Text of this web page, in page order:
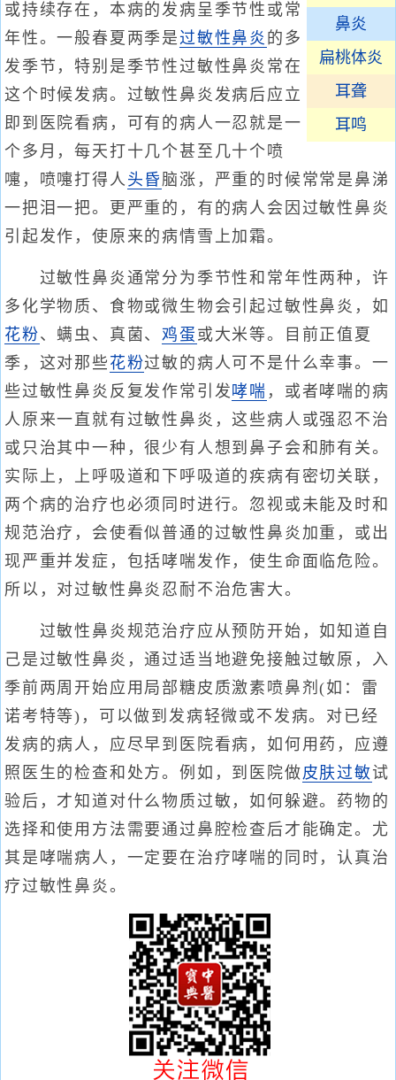
鼻炎
扁桃体炎
耳聋
耳鸣
或持续存在，本病的发病呈季节性或常
年性。一般春夏两季是过敏性鼻炎 的多
发季节，特别是季节性过敏性鼻炎常在
这个时候发病。过敏性鼻炎发病后应立
即到医院看病，可有的病人一忍就是一
个多月，每天打十几个甚至几十个喷
嚏，喷嚏打得人 头昏 脑涨，严重的时候常常是鼻涕
一把泪一把。更严重的，有的病人会因过敏性鼻炎
引起发作，使原来的病情雪上加霜。
过敏性鼻炎通常分为季节性和常年性两种，许
多化学物质、食物或微生物会引起过敏性鼻炎，如
花粉、螨虫、真菌、鸡蛋 或大米等。目前正值夏
季，这对那些 花粉过敏的病人可不是什么幸事。一
些过敏性鼻炎反复发作常引发哮喘 ，或者哮喘的病
人原来一直就有过敏性鼻炎，这些病人或强忍不治
或只治其中一种，很少有人想到鼻子会和肺有关。
实际上，上呼吸道和下呼吸道的疾病有密切关联，
两个病的治疗也必须同时进行。忽视或未能及时和
规范治疗，会使看似普通的过敏性鼻炎加重，或出
现严重并发症，包括哮喘发作，使生命面临危险。
所以，对过敏性鼻炎忍耐不治危害大。
过敏性鼻炎规范治疗应从预防开始，如知道自
己是过敏性鼻炎，通过适当地避免接触过敏原，入
季前两周开始应用局部糖皮质激素喷鼻剂(如：雷
诺考特等)，可以做到发病轻微或不发病。对已经
发病的病人，应尽早到医院看病，如何用药，应遵
照医生的检查和处方。例如，到医院做皮肤过敏试
验后，才知道对什么物质过敏，如何躲避。药物的
选择和使用方法需要通过鼻腔检查后才能确定。尤
其是哮喘病人，一定要在治疗哮喘的同时，认真治
疗过敏性鼻炎。